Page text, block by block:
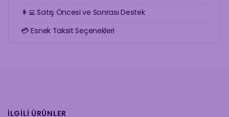
👩‍💻 Satış Öncesi ve Sonrası Destek
💳 Esnek Taksit Seçenekleri
İLGILI ÜRÜNLER